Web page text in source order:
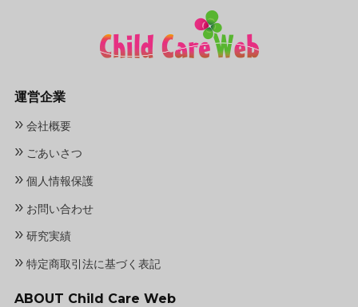
運営企業
» 会社概要
» ごあいさつ
» 個人情報保護
» お問い合わせ
» 研究実績
» 特定商取引法に基づく表記
ABOUT Child Care Web